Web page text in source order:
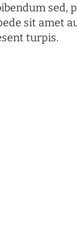
sed,
sit amet
turpis.